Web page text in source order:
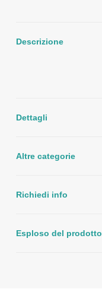
Descrizione
Dettagli
Altre categorie
Richiedi info
Esploso del prodotto